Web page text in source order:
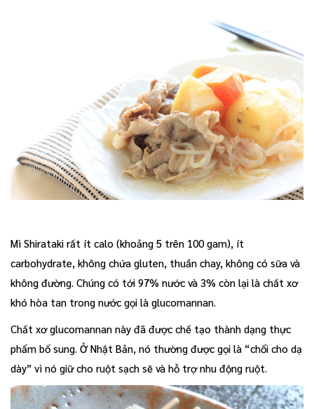
Mì Shirataki rất ít calo (khoảng 5 trên 100 gam), ít
carbohydrate, không chứa gluten, thuần chay, không có sữa và
không đường. Chúng có tới 97% nước và 3% còn lại là chất xơ
khó hòa tan trong nước gọi là glucomannan.
Chất xơ glucomannan này đã được chế tạo thành dạng thực
phẩm bổ sung. Ở Nhật Bản, nó thường được gọi là “chổi cho dạ
dày” vì nó giữ cho ruột sạch sẽ và hỗ trợ nhu động ruột.